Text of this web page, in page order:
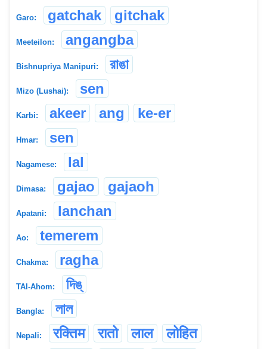
Garo: gatchak gitchak
Meeteilon: angangba
Bishnupriya Manipuri: রাঙা
Mizo (Lushai): sen
Karbi: akeer ang ke-er
Hmar: sen
Nagamese: lal
Dimasa: gajao gajaoh
Apatani: lanchan
Ao: temerem
Chakma: ragha
TAI-Ahom: দিঙ্
Bangla: লাল
Nepali: रक्तिम रातो लाल लोहित